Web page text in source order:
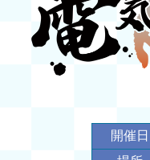
開催日